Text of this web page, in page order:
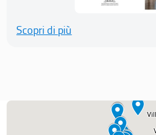
Scopri di più